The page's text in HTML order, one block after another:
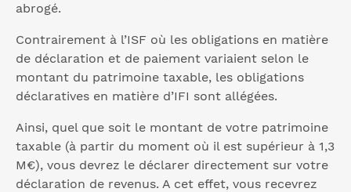
abrogé.
Contrairement à l’ISF où les obligations en matière
de déclaration et de paiement variaient selon le
montant du patrimoine taxable, les obligations
déclaratives en matière d’IFI sont allégées.
Ainsi, quel que soit le montant de votre patrimoine
taxable (à partir du moment où il est supérieur à 1,3
M€), vous devrez le déclarer directement sur votre
déclaration de revenus. A cet effet, vous recevrez